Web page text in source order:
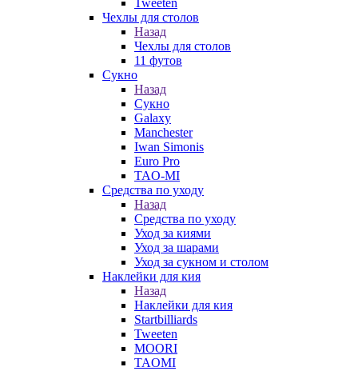
Tweeten
Чехлы для столов
Назад
Чехлы для столов
11 футов
Сукно
Назад
Сукно
Galaxy
Manchester
Iwan Simonis
Euro Pro
TAO-MI
Средства по уходу
Назад
Средства по уходу
Уход за киями
Уход за шарами
Уход за сукном и столом
Наклейки для кия
Назад
Наклейки для кия
Startbilliards
Tweeten
MOORI
TAOMI